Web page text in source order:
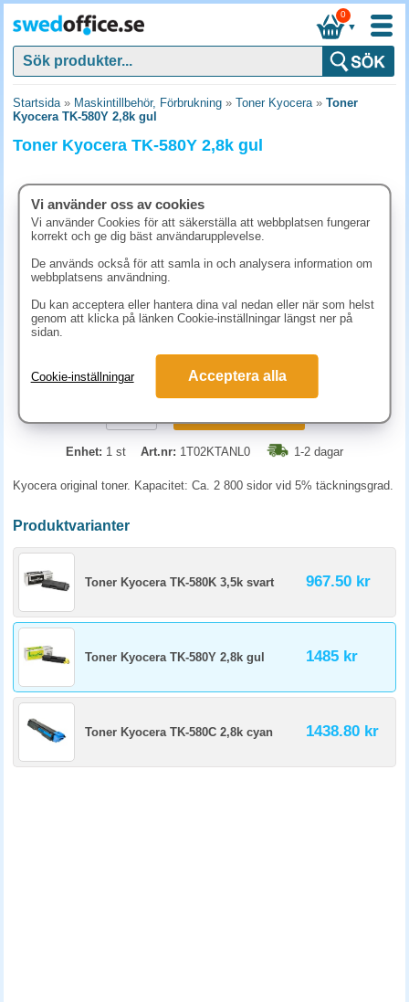
▼
0
Startsida» Maskintillbehör, Förbrukning » Toner Kyocera» Toner
Kyocera TK-580Y 2,8k gul
Toner Kyocera TK-580Y 2,8k gul
1485 kr (inkl. moms)
Enhet: 1 st Art.nr: 1T02KTANL0 1-2 dagar
Kyocera original toner. Kapacitet: Ca. 2 800 sidor vid 5% täckningsgrad.
Produktvarianter
Toner Kyocera TK-580K 3,5k svart 967.50 kr
Toner Kyocera TK-580Y 2,8k gul 1485 kr
Toner Kyocera TK-580C 2,8k cyan 1438.80 kr
Vi använder oss av cookies
Vi använder Cookies för att säkerställa att webbplatsen fungerar
korrekt och ge dig bäst användarupplevelse.
De används också för att samla in och analysera information om
webbplatsens användning.
Du kan acceptera eller hantera dina val nedan eller när som helst
genom att klicka på länken Cookie-inställningar längst ner på
sidan.
Cookie-inställningar Acceptera alla